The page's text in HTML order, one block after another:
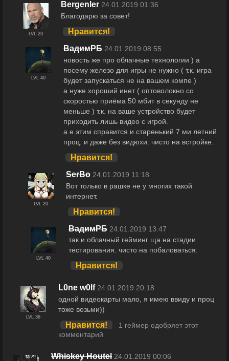
LVL 23
Bergenler 24.01.2019 01:36
Благодарю за совет!
Нравится!
LVL 40
ВадимРБ 24.01.2019 08:55
новость же про облачные технологии ) а
посему железо для игры не нужно ( т.к. игра
будет запускаться не на вашем компе )
а нуже хороший инет ( оптоволокно со
скоростью приёма 50 мбит в секунду не
меньше ) т.к. на ваше устройство будет
приходить лишь видео с игрой.
а е этим справится и старенький 7 ми летний
проц. и даже без видюхи. чисто на встройке.
Нравится!
LVL 20
SerBо 24.01.2019 11:18
Вот только в рашке не у многих такой
интернет.
Нравится!
LVL 40
ВадимРБ 24.01.2019 13:47
так и облачный гейминг ща на стадии
тестирования. чисто на побаловаться.
Нравится!
LVL 36
L0ne w0lf 24.01.2019 20:18
одной видеокарты мало, я имею ввиду и проц
тоже возьми))
Нравится!
1 геймер одобряет этот
комментарий
Whiskey Houtel 24.01.2019 00:06